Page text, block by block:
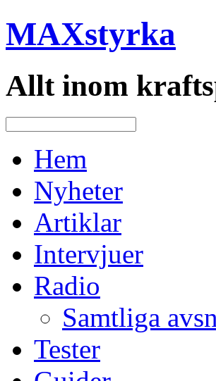
MAXstyrka
Allt inom
Hem
Nyheter
Artiklar
Intervjuer
Radio
Samtliga
Tester